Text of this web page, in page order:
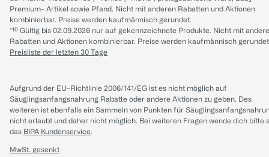
Premium- Artikel sowie Pfand. Nicht mit anderen Rabatten und Aktionen
kombinierbar. Preise werden kaufmännisch gerundet.
*¹⁰ Gültig bis 02.09.2026 nur auf gekennzeichnete Produkte. Nicht mit
Rabatten und Aktionen kombinierbar. Preise werden kaufmännisch
Preisliste der letzten 30 Tage
Aufgrund der EU-Richtlinie 2006/141/EG ist es nicht möglich auf
Säuglingsanfangsnahrung Rabatte oder andere Aktionen zu geben. Des
weiteren ist ebenfalls ein Sammeln von Punkten für
nicht erlaubt und daher nicht möglich. Bei weiteren Fragen wende dich bitte
das BIPA Kundenservice.
MwSt. gesenkt